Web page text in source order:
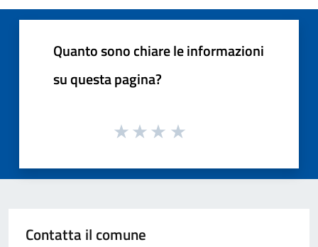
Quanto sono chiare le informazioni
su questa pagina?
Contatta il comune